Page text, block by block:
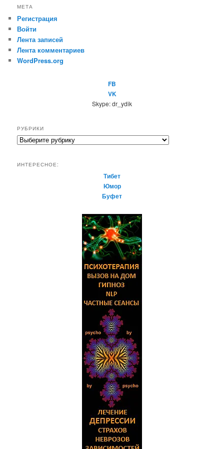
МЕТА
Регистрация
Войти
Лента записей
Лента комментариев
WordPress.org
FB
VK
Skype: dr_ydik
РУБРИКИ
Р
р
ИНТЕРЕСНОЕ:
Тибет
Юмор
Буфет